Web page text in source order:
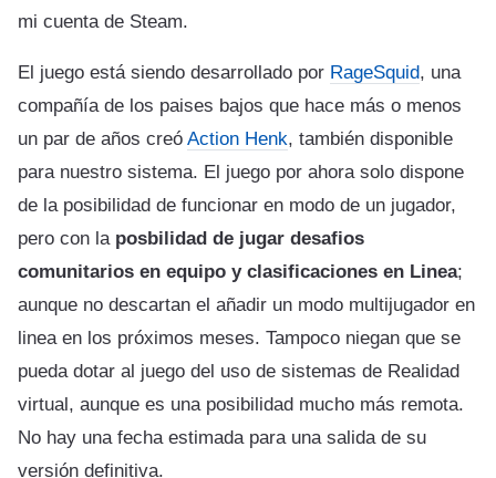
mi cuenta de Steam.
El juego está siendo desarrollado por RageSquid, una
compañía de los paises bajos que hace más o menos
un par de años creó Action Henk, también disponible
para nuestro sistema. El juego por ahora solo dispone
de la posibilidad de funcionar en modo de un jugador,
pero con la posbilidad de jugar desafios
comunitarios en equipo y clasificaciones en Linea;
aunque no descartan el añadir un modo multijugador en
linea en los próximos meses. Tampoco niegan que se
pueda dotar al juego del uso de sistemas de Realidad
virtual, aunque es una posibilidad mucho más remota.
No hay una fecha estimada para una salida de su
versión definitiva.